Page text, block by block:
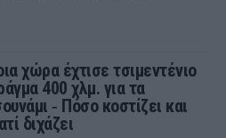
χώρα έχτισε τσιμεντένιο
400 χλμ. για τα
‑ Πόσο κοστίζει και
διχάζει